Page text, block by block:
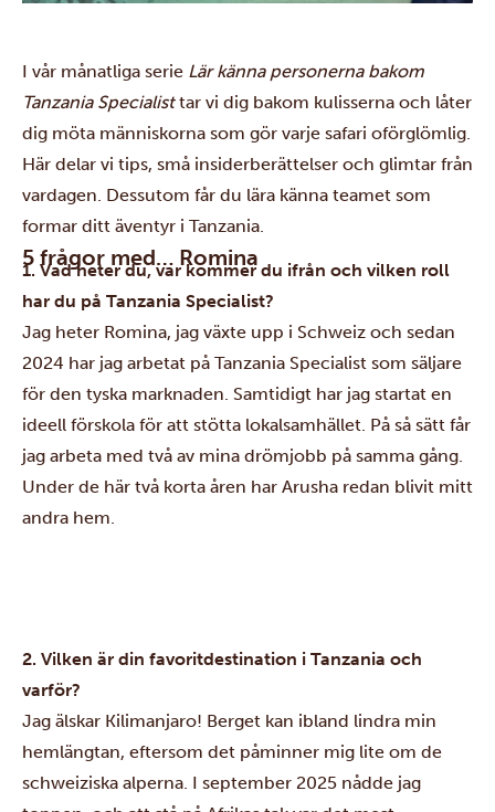
I vår månatliga serie Lär känna personerna bakom
Tanzania Specialisttar vi dig bakom kulisserna och låter
dig möta människorna som gör varje safari oförglömlig.
Här delar vi tips, små insiderberättelser och glimtar från
vardagen. Dessutom får du lära känna teamet som
formar ditt äventyr i Tanzania.
5 frågor med… Romina
1. Vad heter du, var kommer du ifrån och vilken roll
har du på Tanzania Specialist?
Jag heter Romina, jag växte upp i Schweiz och sedan
2024 har jag arbetat på Tanzania Specialist som säljare
för den tyska marknaden. Samtidigt har jag startat en
ideell förskola för att stötta lokalsamhället. På så sätt får
jag arbeta med två av mina drömjobb på samma gång.
Under de här två korta åren har Arusha redan blivit mitt
andra hem.
2. Vilken är din favoritdestination i Tanzania och
varför?
Jag älskar Kilimanjaro! Berget kan ibland lindra min
hemlängtan, eftersom det påminner mig lite om de
schweiziska alperna. I september 2025 nådde jag